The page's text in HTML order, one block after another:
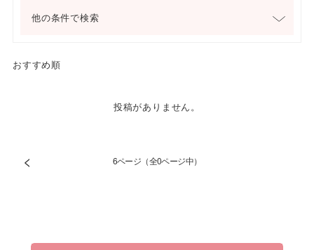
他の条件で検索
おすすめ順
投稿がありません。
< 6ページ（全0ページ中）